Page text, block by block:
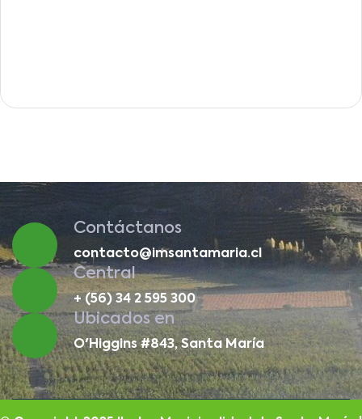
Contáctanos
contacto@imsantamaria.cl
Central
+ (56) 34 2 595 300
Ubicados en
O'Higgins #843, Santa María